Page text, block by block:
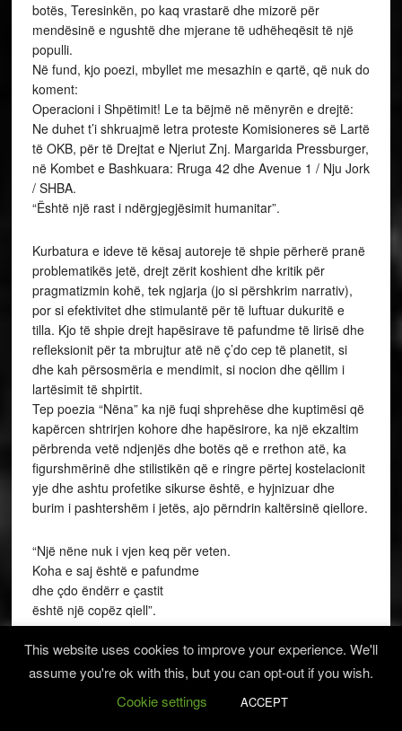
botës, Teresinkën, po kaq vrastarë dhe mizorë për
mendësinë e ngushtë dhe mjerane të udhëheqësit të një
populli.
Në fund, kjo poezi, mbyllet me mesazhin e qartë, që nuk do
koment:
Operacioni i Shpëtimit! Le ta bëjmë në mënyrën e drejtë:
Ne duhet t’i shkruajmë letra proteste Komisioneres së Lartë
të OKB, për të Drejtat e Njeriut Znj. Margarida Pressburger,
në Kombet e Bashkuara: Rruga 42 dhe Avenue 1 / Nju Jork
/ SHBA.
“Është një rast i ndërgjegjësimit humanitar”.
Kurbatura e ideve të kësaj autoreje të shpie përherë pranë
problematikës jetë, drejt zërit koshient dhe kritik për
pragmatizmin kohë, tek ngjarja (jo si përshkrim narrativ),
por si efektivitet dhe stimulantë për të luftuar dukuritë e
tilla. Kjo të shpie drejt hapësirave të pafundme të lirisë dhe
refleksionit për ta mbrujtur atë në ç’do cep të planetit, si
dhe kah përsosmëria e mendimit, si nocion dhe qëllim i
lartësimit të shpirtit.
Tep poezia “Nëna” ka një fuqi shprehëse dhe kuptimësi që
kapërcen shtrirjen kohore dhe hapësirore, ka një ekzaltim
përbrenda vetë ndjenjës dhe botës që e rrethon atë, ka
figurshmërinë dhe stilistikën që e ringre përtej kostelacionit
yje dhe ashtu profetike sikurse është, e hyjnizuar dhe
burim i pashtershëm i jetës, ajo përndrin kaltërsinë qiellore.
“Një nëne nuk i vjen keq për veten.
Koha e saj është e pafundme
dhe çdo ëndërr e çastit
është një copëz qiell”.
Tek poezia “Zërat” shpaloset konfiguracioni filozofik, si
dualizëm i konceptualitetit që përkon me zërin si
ndërgjegje, arsye (Këto zëra na gjejnë/pa qenë në
pritje./Ata janë jehona/të kujtesës,/gjak i mendimeve) dhe
This website uses cookies to improve your experience. We'll
assume you're ok with this, but you can opt-out if you wish.
Cookie settings
ACCEPT